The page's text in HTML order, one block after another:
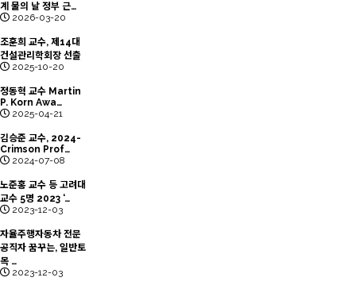
계 물의 날 정부 근…
2026-03-20
조훈희 교수, 제14대
건설관리학회장 선출
2025-10-20
정동혁 교수 Martin
P. Korn Awa…
2025-04-21
김승준 교수, 2024-
Crimson Prof…
2024-07-08
노준홍 교수 등 고려대
교수 5명 2023 ‘…
2023-12-03
자율주행자동차 전문
공직자 꿈꾸는, 일반토
목 …
2023-12-03